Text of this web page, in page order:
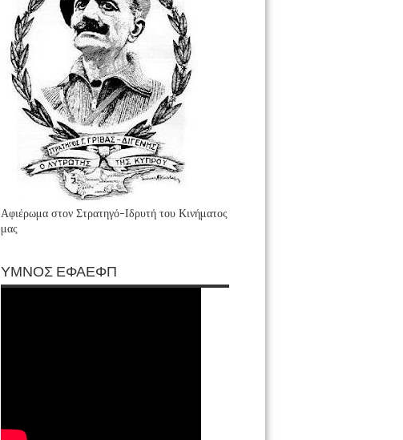
Αφιέρωμα στον Στρατηγό-Ιδρυτή του Κινήματος
μας
ΥΜΝΟΣ ΕΦΑΕΦΠ